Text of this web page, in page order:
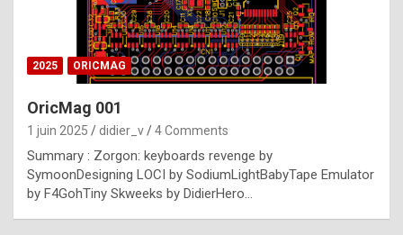
h
o
n
y
l
e
x
2025 ORICMAG
OricMag 001
1 juin 2025 didier_v 4 Comments
Summary : Zorgon: keyboards revenge by
SymoonDesigning LOCI by SodiumLightBabyTape Emulator
by F4GohTiny Skweeks by DidierHero…